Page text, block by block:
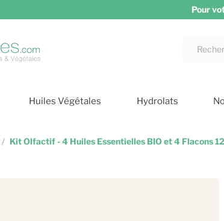
Pour
Huiles Végétales Hydrolats
Kit Olfactif - 4 Huiles Essentielles BIO et 4 Flacons